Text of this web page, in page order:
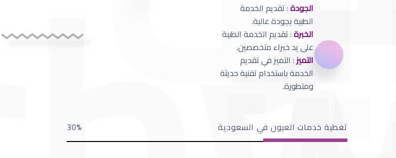
الجودة: تقديم الخدمة
الطبية بجودة عالية.
الخبرة: تقديم الخدمة الطبية
على يد خبراء متخصصين.
التميز: التميز في تقديم
الخدمة باستخدام تقنية حديثة
ومتطورة.
تغطية خدمات العيون في السعودية 30